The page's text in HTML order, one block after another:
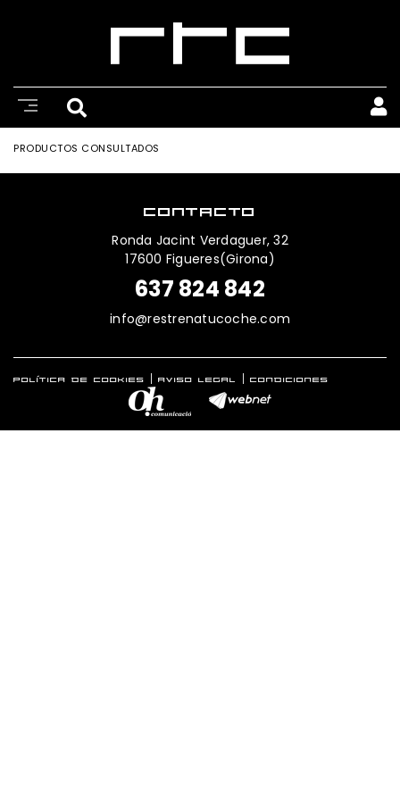
PRODUCTOS CONSULTADOS
CONTACTO
Ronda Jacint Verdaguer, 32
17600 Figueres(Girona)
637 824 842
info@restrenatucoche.com
POLÍTICA DE COOKIES AVISO LEGAL CONDICIONES